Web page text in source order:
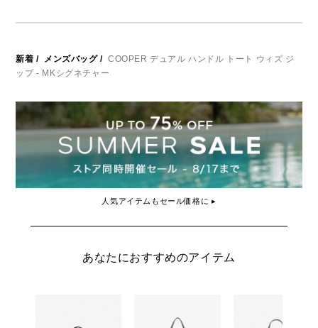
新着 / メンズバッグ/ COOPER デュアル ハンドル トート ウィズ ジ
ップ - MKシグネチャー
人気アイテムもセール価格に ▸
あなたにおすすめのアイテム